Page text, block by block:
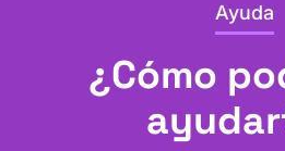
Ayuda
¿Cómo